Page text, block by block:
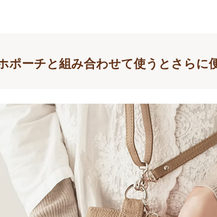
ポーチと組み合わせて使うとさらに